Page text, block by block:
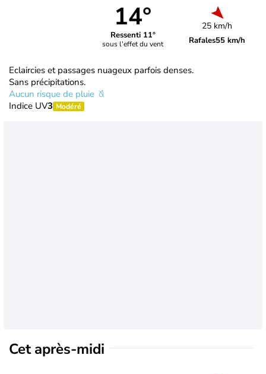
14°
Ressenti 11°
sous l'effet du vent
25 km/h
Rafales55 km/h
Eclaircies et passages nuageux parfois denses.
Sans précipitations.
Aucun risque de pluie
Indice UV3 Modéré
Cet après-midi